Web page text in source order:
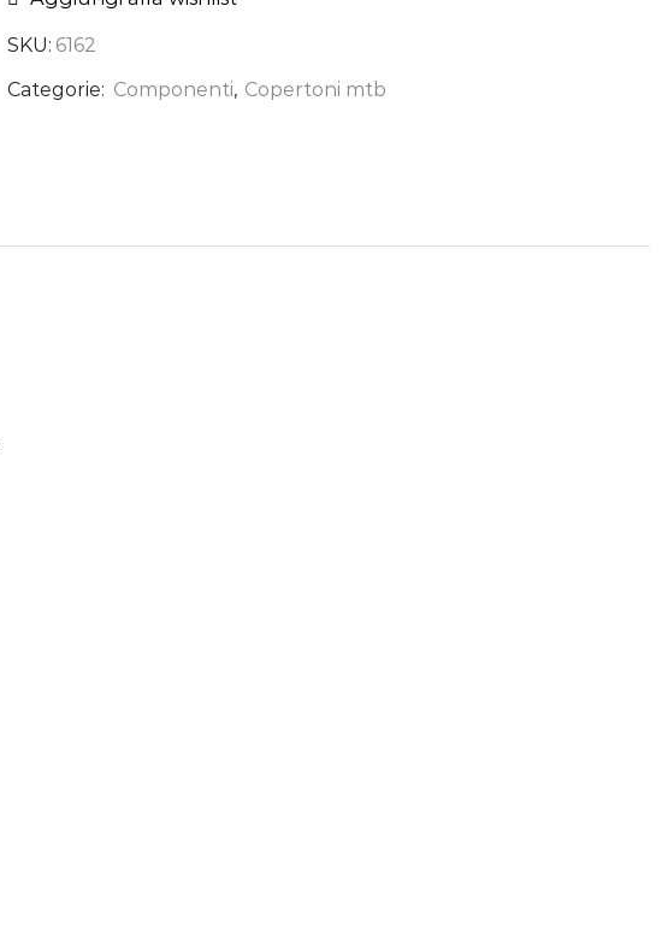
SKU: 6162
Categorie: Componenti, Copertoni mtb